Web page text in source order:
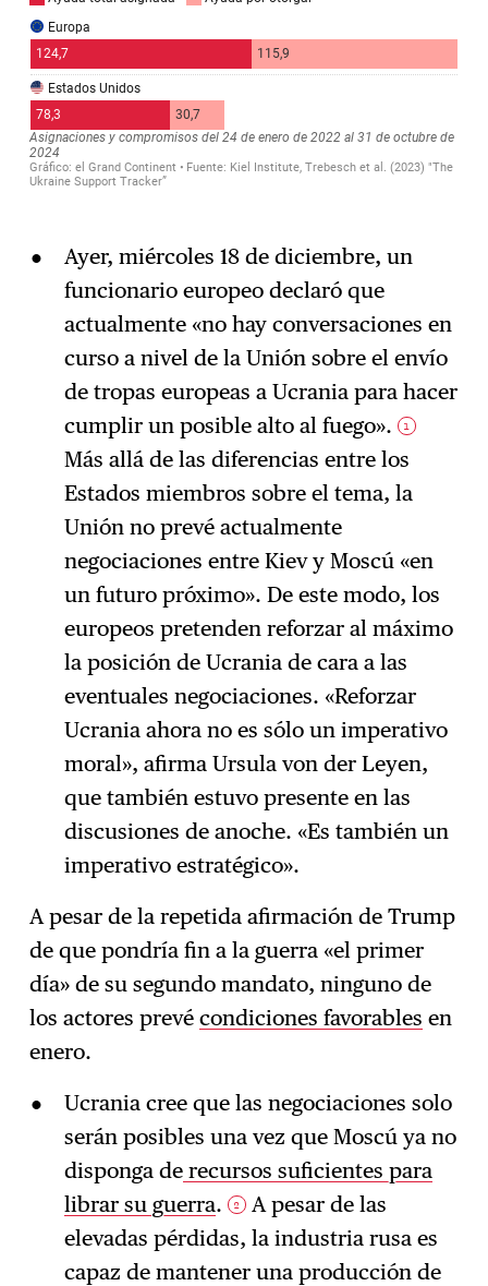
Ayer, miércoles 18 de diciembre, un
funcionario europeo declaró que
actualmente «no hay conversaciones en
curso a nivel de la Unión sobre el envío
de tropas europeas a Ucrania para hacer
cumplir un posible alto al fuego».
1
Más allá de las diferencias entre los
Estados miembros sobre el tema, la
Unión no prevé actualmente
negociaciones entre Kiev y Moscú «en
un futuro próximo». De este modo, los
europeos pretenden reforzar al máximo
la posición de Ucrania de cara a las
eventuales negociaciones. «Reforzar
Ucrania ahora no es sólo un imperativo
moral», afirma Ursula von der Leyen,
que también estuvo presente en las
discusiones de anoche. «Es también un
imperativo estratégico».
A pesar de la repetida afirmación de Trump
de que pondría fin a la guerra «el primer
día» de su segundo mandato, ninguno de
los actores prevécondiciones favorables en
enero.
Ucrania cree que las negociaciones solo
serán posibles una vez que Moscú ya no
disponga derecursos suficientes para
librar su guerra. 2 A pesar de las
elevadas pérdidas, la industria rusa es
capaz de mantener una producción de